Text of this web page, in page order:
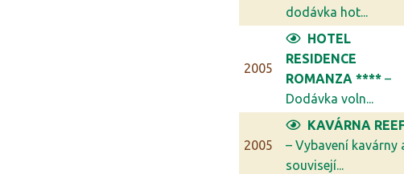
dodávka hot...
2005
HOTEL
RESIDENCE
ROMANZA **** –
Dodávka voln...
2005
KAVÁRNA
– Vybavení kavárny
souvisejí...